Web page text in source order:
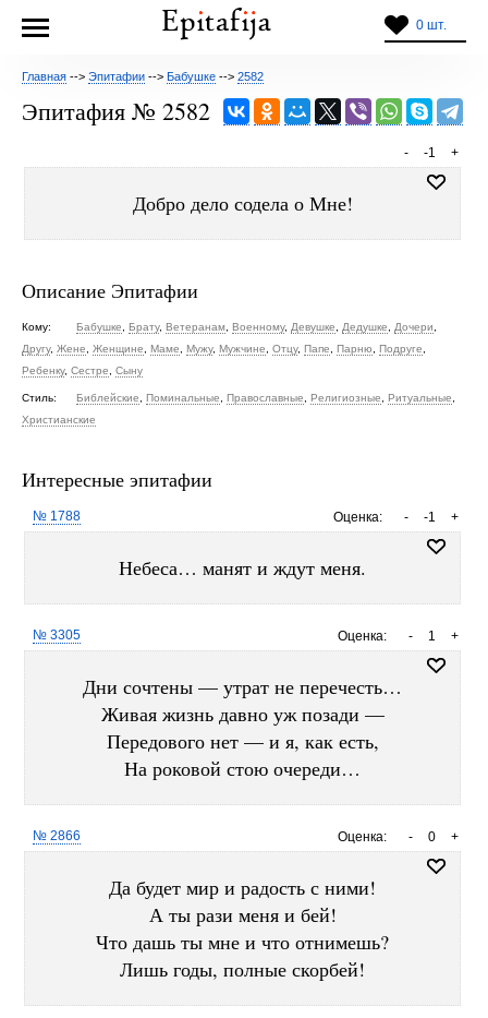
0 шт.
Главная --> Эпитафии --> Бабушке --> 2582
Эпитафия № 2582
+
-1
-
Добро дело содела о Мне!
Описание Эпитафии
Кому: Бабушке Брату, Ветеранам Военному, Девушке Дедушке Дочери
Другу, Жене Женщине Маме Мужу, Мужчине Отцу, Папе Парню Подруге
Ребенку, Сестре Сыну
Стиль: Библейские Поминальные Православные Религиозные Ритуальные
Христианские
Интересные эпитафии
Оценка: +
-1
-
№ 1788
Небеса… манят и ждут меня.
Оценка: +
1
-
№ 3305
Дни сочтены — утрат не перечесть…
Живая жизнь давно уж позади —
Передового нет — и я, как есть,
На роковой стою очереди…
Оценка: +
0
-
№ 2866
Да будет мир и радость с ними!
А ты рази меня и бей!
Что дашь ты мне и что отнимешь?
Лишь годы, полные скорбей!